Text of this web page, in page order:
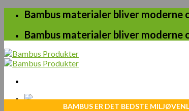
Skip
content
Bambus materialer bliver
Bambus materialer bliver
BAMBUS ER DET BEDSTE